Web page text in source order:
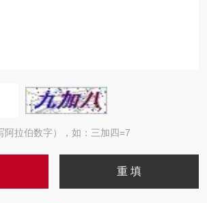
阿拉伯数字），如：三加四=7